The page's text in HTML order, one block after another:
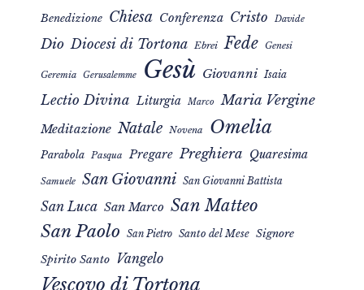
Benedizione Chiesa Conferenza Cristo Davide
Dio Diocesi di Tortona Ebrei Fede Genesi
Geremia Gerusalemme Gesù Giovanni Isaia
Lectio Divina Liturgia Marco Maria Vergine
Meditazione Natale Novena Omelia
Parabola Pasqua Pregare Preghiera Quaresima
Samuele San Giovanni San Giovanni Battista
San Luca San Marco San Matteo
San Paolo San Pietro Santo del Mese Signore
Spirito Santo Vangelo
Vescovo di Tortona